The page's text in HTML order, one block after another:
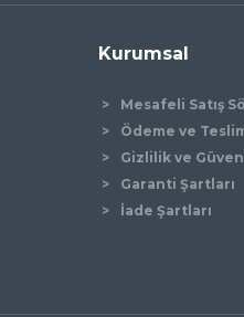
Kurumsal
Mesafeli Satış
Ödeme ve
Gizlilik ve
Garanti Şartları
İade Şartları